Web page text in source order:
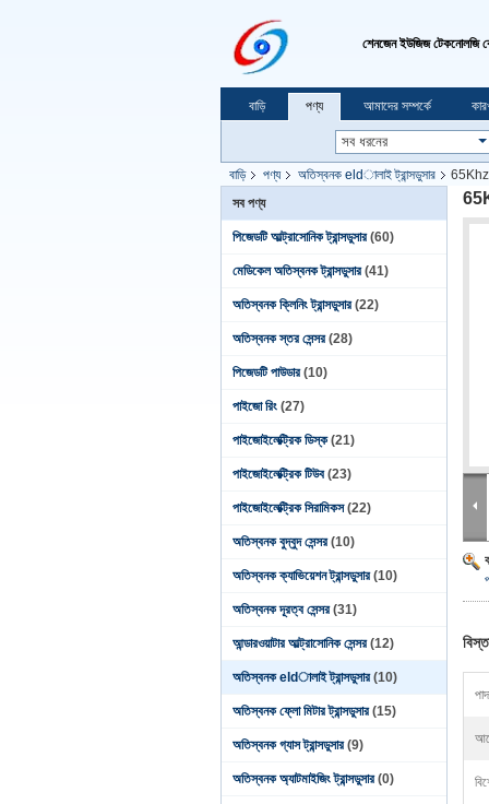
শেনজেন ইউজিজ টেকনোলজি
বাড়ি পণ্য আমাদের সম্পর্কে
বাড়ি পণ্য অতিস্বনক eldালাই ট্রান্সডুসার
65Khz
সব পণ্য
পিজেডটি আল্ট্রাসোনিক ট্রান্সডুসার (60)
মেডিকেল অতিস্বনক ট্রান্সডুসার (41)
অতিস্বনক ক্লিনিং ট্রান্সডুসার (22)
অতিস্বনক স্তর সেন্সর (28)
পিজেডটি পাউডার (10)
পাইজো রিং (27)
পাইজোইলেক্ট্রিক ডিস্ক (21)
পাইজোইলেক্ট্রিক টিউব (23)
পাইজোইলেক্ট্রিক সিরামিকস (22)
অতিস্বনক বুদ্বুদ সেন্সর (10)
অতিস্বনক ক্যাভিয়েশন ট্রান্সডুসার (10)
অতিস্বনক দূরত্ব সেন্সর (31)
আন্ডারওয়াটার আল্ট্রাসোনিক সেন্সর (12)
অতিস্বনক eldালাই ট্রান্সডুসার (10)
অতিস্বনক ফ্লো মিটার ট্রান্সডুসার (15)
অতিস্বনক গ্যাস ট্রান্সডুসার (9)
অতিস্বনক অ্যাটমাইজিং ট্রান্সডুসার (0)